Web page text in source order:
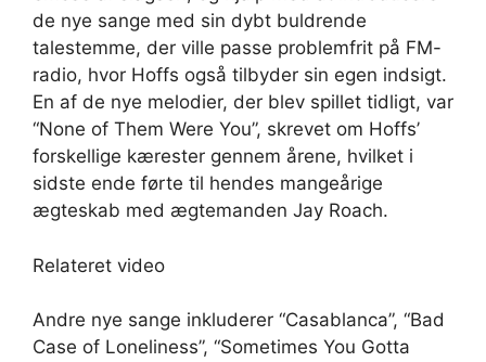
de nye sange med sin dybt buldrende
talestemme, der ville passe problemfrit på FM-
radio, hvor Hoffs også tilbyder sin egen indsigt.
En af de nye melodier, der blev spillet tidligt, var
“None of Them Were You”, skrevet om Hoffs’
forskellige kærester gennem årene, hvilket i
sidste ende førte til hendes mangeårige
ægteskab med ægtemanden Jay Roach.
Relateret video
Andre nye sange inkluderer “Casablanca”, “Bad
Case of Loneliness”, “Sometimes You Gotta